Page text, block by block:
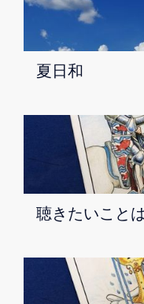
夏日和
聴きたいこと